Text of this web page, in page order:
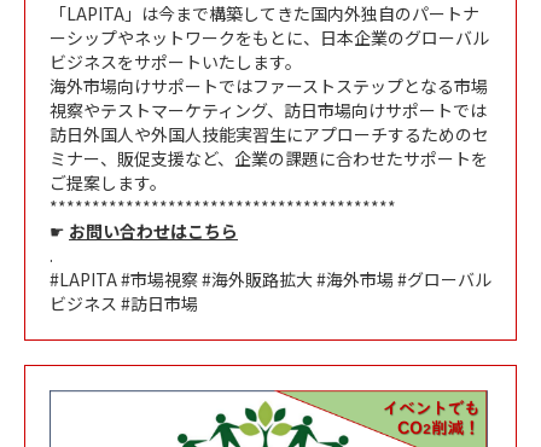
「LAPITA」は今まで構築してきた国内外独自のパートナ
ーシップやネットワークをもとに、日本企業のグローバル
ビジネスをサポートいたします。
海外市場向けサポートではファーストステップとなる市場
視察やテストマーケティング、訪日市場向けサポートでは
訪日外国人や外国人技能実習生にアプローチするためのセ
ミナー、販促支援など、企業の課題に合わせたサポートを
ご提案します。
*****************************************
☛ お問い合わせはこちら
.
#LAPITA #市場視察 #海外販路拡大 #海外市場 #グローバル
ビジネス #訪日市場